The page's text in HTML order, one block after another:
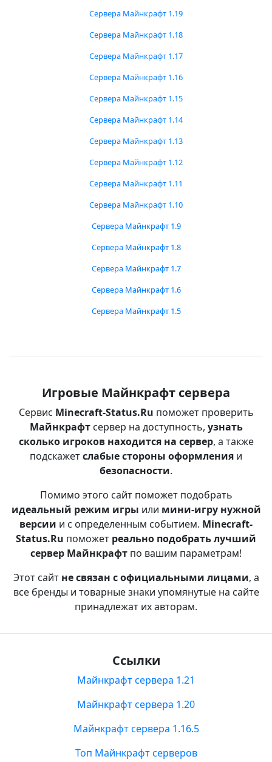
Сервера Майнкрафт 1.19
Сервера Майнкрафт 1.18
Сервера Майнкрафт 1.17
Сервера Майнкрафт 1.16
Сервера Майнкрафт 1.15
Сервера Майнкрафт 1.14
Сервера Майнкрафт 1.13
Сервера Майнкрафт 1.12
Сервера Майнкрафт 1.11
Сервера Майнкрафт 1.10
Сервера Майнкрафт 1.9
Сервера Майнкрафт 1.8
Сервера Майнкрафт 1.7
Сервера Майнкрафт 1.6
Сервера Майнкрафт 1.5
Игровые Майнкрафт сервера
Сервис Minecraft-Status.Ru поможет проверить
Майнкрафтсервер на доступность, узнать
сколько игроков находится на сервер, а также
подскажетслабые стороны оформления и
безопасности.
Помимо этого сайт поможет подобрать
идеальный режим игры или мини-игру нужной
версии и с определенным событием. Minecraft-
Status.Ru поможет реально подобрать лучший
сервер Майнкрафт по вашим параметрам!
Этот сайт не связан с официальными лицами, а
все бренды и товарные знаки упомянутые на сайте
принадлежат их авторам.
Ссылки
Майнкрафт сервера 1.21
Майнкрафт сервера 1.20
Майнкрафт сервера 1.16.5
Топ Майнкрафт серверов